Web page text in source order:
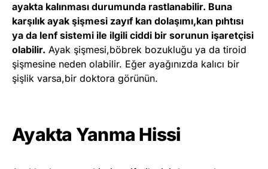
ayakta kalınması durumunda rastlanabilir. Buna
karşılık ayak şişmesi zayıf kan dolaşımı,kan pıhtısı
ya da lenf sistemi ile ilgili ciddi bir sorunun işaretçisi
olabilir. Ayak şişmesi,böbrek bozukluğu ya da tiroid
şişmesine neden olabilir. Eğer ayağınızda kalıcı bir
şişlik varsa,bir doktora görünün.
Ayakta Yanma Hissi